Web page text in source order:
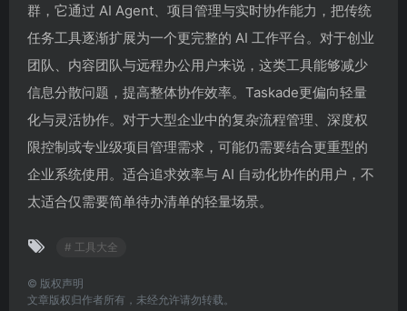
群，它通过 AI Agent、项目管理与实时协作能力，把传统
任务工具逐渐扩展为一个更完整的 AI 工作平台。对于创业
团队、内容团队与远程办公用户来说，这类工具能够减少
信息分散问题，提高整体协作效率。Taskade更偏向轻量
化与灵活协作。对于大型企业中的复杂流程管理、深度权
限控制或专业级项目管理需求，可能仍需要结合更重型的
企业系统使用。适合追求效率与 AI 自动化协作的用户，不
太适合仅需要简单待办清单的轻量场景。
# 工具大全
© 版权声明
文章版权归作者所有，未经允许请勿转载。